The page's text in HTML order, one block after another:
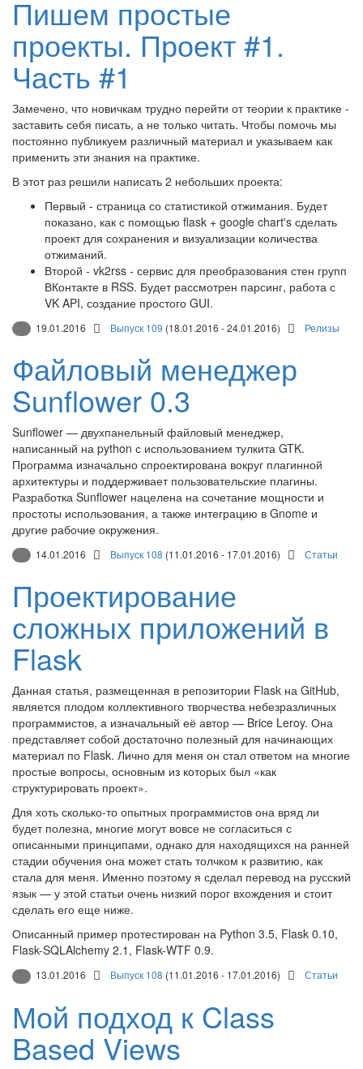
Пишем простые
проекты. Проект #1.
Часть #1
Замечено, что новичкам трудно перейти от теории к практике -
заставить себя писать, а не только читать. Чтобы помочь мы
постоянно публикуем различный материал и указываем как
применить эти знания на практике.
В этот раз решили написать 2 небольших проекта:
Первый - страница со статистикой отжимания. Будет
показано, как с помощью flask + google chart's сделать
проект для сохранения и визуализации количества
отжиманий.
Второй - vk2rss - сервис для преобразования стен групп
ВКонтакте в RSS. Будет рассмотрен парсинг, работа с
VK API, создание простого GUI.
19.01.2016 Выпуск 109 (18.01.2016 - 24.01.2016) Релизы
Файловый менеджер
Sunflower 0.3
Sunflower — двухпанельный файловый менеджер,
написанный на python с использованием тулкита GTK.
Программа изначально спроектирована вокруг плагинной
архитектуры и поддерживает пользовательские плагины.
Разработка Sunflower нацелена на сочетание мощности и
простоты использования, а также интеграцию в Gnome и
другие рабочие окружения.
14.01.2016 Выпуск 108 (11.01.2016 - 17.01.2016) Статьи
Проектирование
сложных приложений в
Flask
Данная статья, размещенная в репозитории Flask на GitHub,
является плодом коллективного творчества небезразличных
программистов, а изначальный её автор — Brice Leroy. Она
представляет собой достаточно полезный для начинающих
материал по Flask. Лично для меня он стал ответом на многие
простые вопросы, основным из которых был «как
структурировать проект».
Для хоть сколько-то опытных программистов она вряд ли
будет полезна, многие могут вовсе не согласиться с
описанными принципами, однако для находящихся на ранней
стадии обучения она может стать толчком к развитию, как
стала для меня. Именно поэтому я сделал перевод на русский
язык — у этой статьи очень низкий порог вхождения и стоит
сделать его еще ниже.
Описанный пример протестирован на Python 3.5, Flask 0.10,
Flask-SQLAlchemy 2.1, Flask-WTF 0.9.
13.01.2016 Выпуск 108 (11.01.2016 - 17.01.2016) Статьи
Мой подход к Class
Based Views